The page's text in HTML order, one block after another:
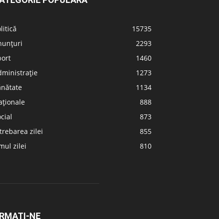
15735
2293
1460
1273
1134
888
873
zilei
855
zilei
810
NE